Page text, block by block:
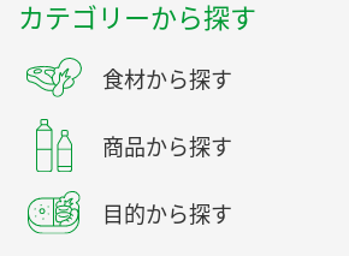
カテゴリーから探す
食材から探す
商品から探す
目的から探す